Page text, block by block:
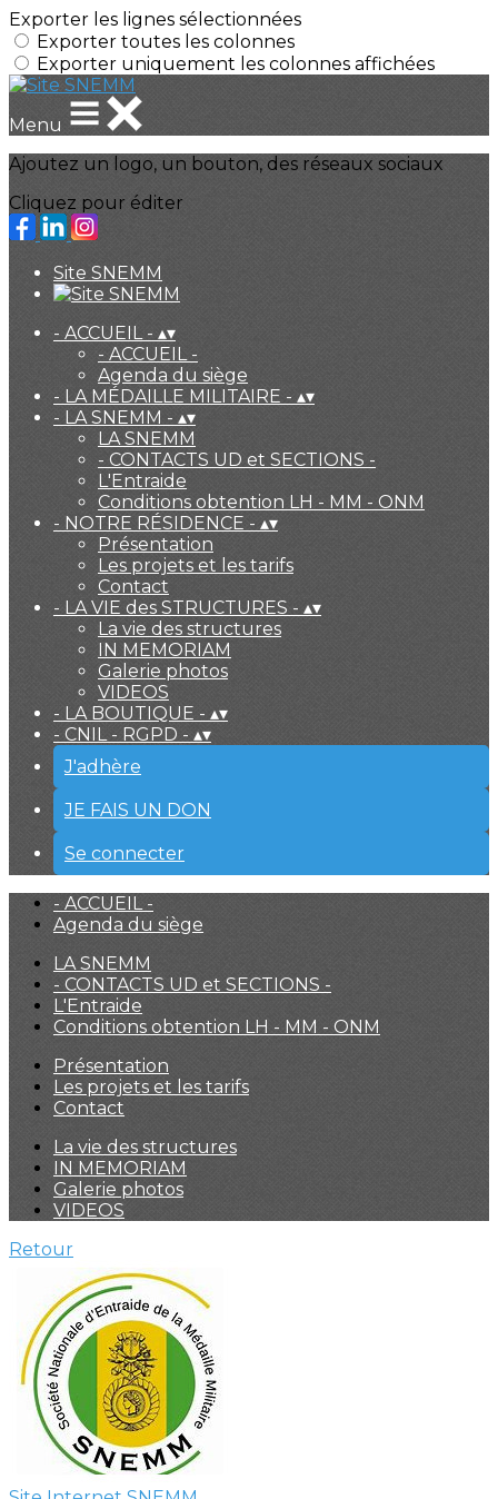
Exporter les lignes sélectionnées
Exporter toutes les colonnes
Exporter uniquement les colonnes affichées
Menu
Ajoutez un logo, un bouton, des réseaux sociaux
Cliquez pour éditer
Site SNEMM
- ACCUEIL - ▴▾
- ACCUEIL -
Agenda du siège
- LA MÉDAILLE MILITAIRE - ▴▾
- LA SNEMM - ▴▾
LA SNEMM
- CONTACTS UD et SECTIONS -
L'Entraide
Conditions obtention LH - MM - ONM
- NOTRE RÉSIDENCE - ▴▾
Présentation
Les projets et les tarifs
Contact
- LA VIE des STRUCTURES - ▴▾
La vie des structures
IN MEMORIAM
Galerie photos
VIDEOS
- LA BOUTIQUE - ▴▾
- CNIL - RGPD - ▴▾
J'adhère
JE FAIS UN DON
Se connecter
- ACCUEIL -
Agenda du siège
LA SNEMM
- CONTACTS UD et SECTIONS -
L'Entraide
Conditions obtention LH - MM - ONM
Présentation
Les projets et les tarifs
Contact
La vie des structures
IN MEMORIAM
Galerie photos
VIDEOS
Retour